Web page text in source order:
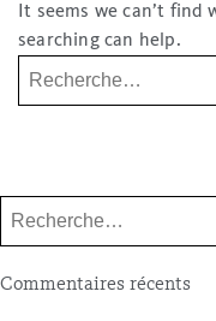
Sommes
Nous
Nos
Chercheurs
It seems we can’t find
searching can help.
Rechercher :
Rechercher :
Commentaires récents